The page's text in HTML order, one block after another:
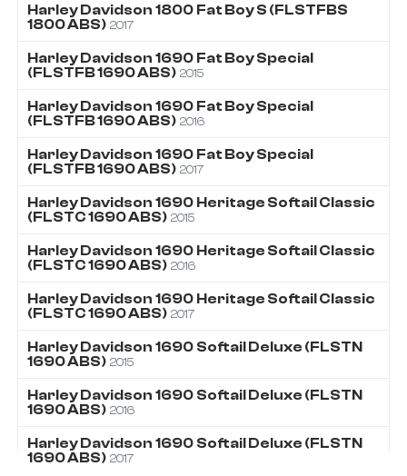
Harley Davidson 1800 Fat Boy S (FLSTFBS
1800 ABS) 2017
Harley Davidson 1690 Fat Boy Special
(FLSTFB 1690 ABS) 2015
Harley Davidson 1690 Fat Boy Special
(FLSTFB 1690 ABS) 2016
Harley Davidson 1690 Fat Boy Special
(FLSTFB 1690 ABS) 2017
Harley Davidson 1690 Heritage Softail Classic
(FLSTC 1690 ABS) 2015
Harley Davidson 1690 Heritage Softail Classic
(FLSTC 1690 ABS) 2016
Harley Davidson 1690 Heritage Softail Classic
(FLSTC 1690 ABS) 2017
Harley Davidson 1690 Softail Deluxe (FLSTN
1690 ABS) 2015
Harley Davidson 1690 Softail Deluxe (FLSTN
1690 ABS) 2016
Harley Davidson 1690 Softail Deluxe (FLSTN
1690 ABS) 2017